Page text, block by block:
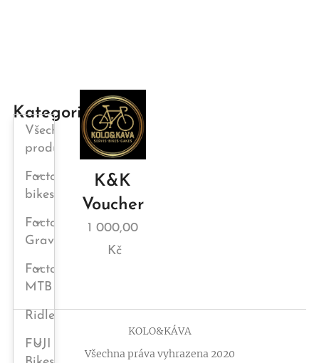
Kategorie
Všechny
produkty
Factor
bikes
Factor
Gravel
Factor
MTB
Ridley
FUJI
K&K
Voucher
1 000,00
Kč
KOLO&KÁVA
Všechna práva vyhrazena 2020